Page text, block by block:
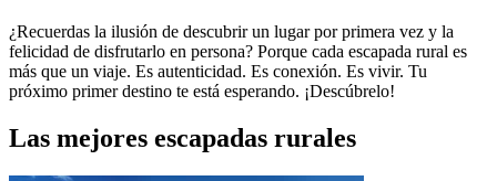
¿Recuerdas la ilusión de descubrir un lugar por primera vez y la
felicidad de disfrutarlo en persona? Porque cada escapada rural es
más que un viaje. Es autenticidad. Es conexión. Es vivir. Tu
próximo primer destino te está esperando. ¡Descúbrelo!
Las mejores escapadas rurales